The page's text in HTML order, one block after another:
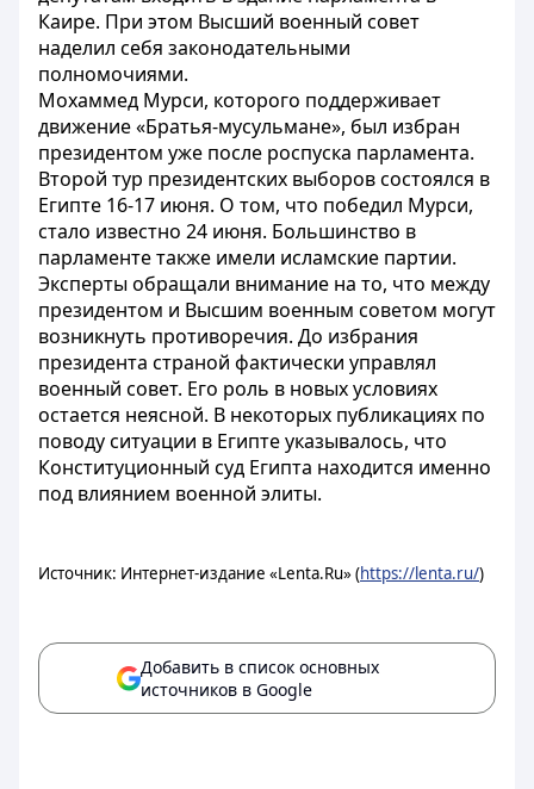
Каире. При этом Высший военный совет
наделил себя законодательными
полномочиями.
Мохаммед Мурси, которого поддерживает
движение «Братья-мусульмане», был избран
президентом уже после роспуска парламента.
Второй тур президентских выборов состоялся в
Египте 16-17 июня. О том, что победил Мурси,
стало известно 24 июня. Большинство в
парламенте также имели исламские партии.
Эксперты обращали внимание на то, что между
президентом и Высшим военным советом могут
возникнуть противоречия. До избрания
президента страной фактически управлял
военный совет. Его роль в новых условиях
остается неясной. В некоторых публикациях по
поводу ситуации в Египте указывалось, что
Конституционный суд Египта находится именно
под влиянием военной элиты.
Источник: Интернет-издание «Lenta.Ru» (https://lenta.ru/)
Добавить в список основных
источников в Google